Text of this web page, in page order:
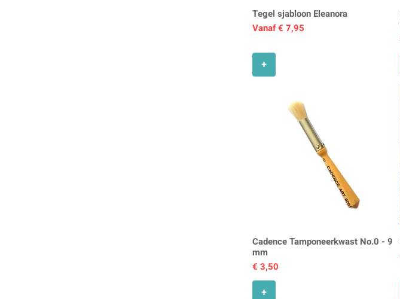
Tegel sjabloon Eleanora
Vanaf€ 7,95
Verkoopprijs
+
Cadence Tamponeerkwast No.0 - 9
mm
Prijs
€ 3,50
+